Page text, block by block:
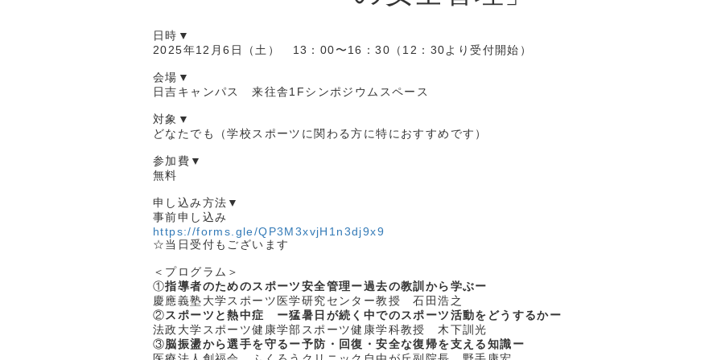
日時▼
2025年12月6日（土） 13：00〜16：30（12：30より受付開始）
会場▼
日吉キャンパス 来往舎1Fシンポジウムスペース
対象▼
どなたでも（学校スポーツに関わる方に特におすすめです）
参加費▼
無料
申し込み方法▼
事前申し込み
https://forms.gle/QP3M3xvjH1n3dj9x9
☆当日受付もございます
＜プログラム＞
①指導者のためのスポーツ安全管理ー過去の教訓から学ぶー
慶應義塾大学スポーツ医学研究センター教授 石田浩之
②スポーツと熱中症 ー猛暑日が続く中でのスポーツ活動をどうするかー
法政大学スポーツ健康学部スポーツ健康学科教授 木下訓光
③脳振盪から選手を守るー予防・回復・安全な復帰を支える知識ー